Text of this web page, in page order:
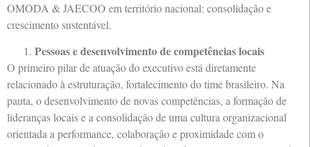
OMODA & JAECOO em território nacional: consolidação e
crescimento sustentável.
Pessoas e desenvolvimento de competências locais
O primeiro pilar de atuação do executivo está diretamente
relacionado à estruturação, fortalecimento do time brasileiro. Na
pauta, o desenvolvimento de novas competências, a formação de
lideranças locais e a consolidação de uma cultura organizacional
orientada a performance, colaboração e proximidade com o